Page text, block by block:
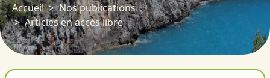
Accueil
Nos publications
Articles en accès libre